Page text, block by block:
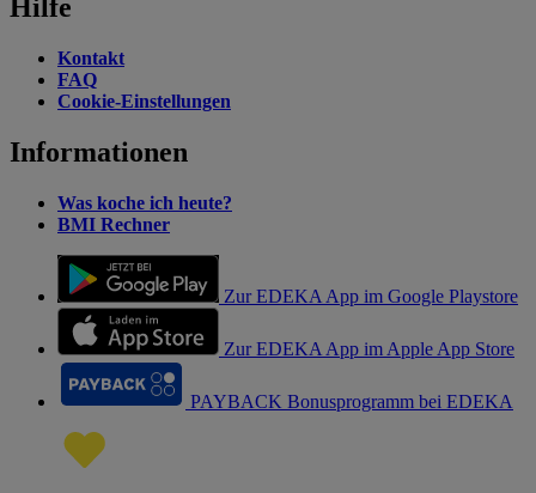
Hilfe
Kontakt
FAQ
Cookie-Einstellungen
Informationen
Was koche ich heute?
BMI Rechner
Zur EDEKA App im Google Playstore
Zur EDEKA App im Apple App Store
PAYBACK Bonusprogramm bei EDEKA